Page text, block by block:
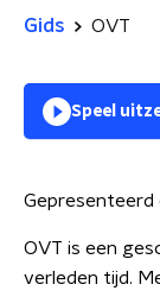
Gids OVT
Speel
Gepresenteerd
OVT is een
verleden tijd.